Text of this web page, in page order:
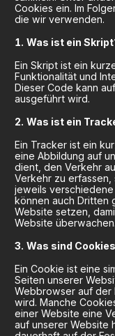
Cookies ein. Im
die wir verwenden.
Was ist ein
Ein Skript ist ein
Funktionalität und
Dieser Code kann
ausgeführt wird.
Was ist ein
Ein Tracker ist ein
eine Abbildung auf
dient, den Verkehr
Verkehr zu
jeweils
können auch Dritten
Website setzen,
Website überwachen.
Was sind
Ein Cookie ist eine
Seiten unserer
Webbrowser auf der
wird. Manche
einer Website eine
auf unserer Website